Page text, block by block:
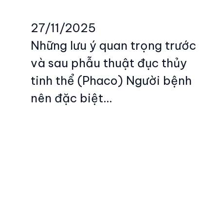
27/11/2025
Những lưu ý quan trọng trước
và sau phẫu thuật đục thủy
tinh thể (Phaco) Người bệnh
nên đặc biệt…